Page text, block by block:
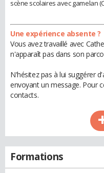
scène scolaires avec gamelan
Une expérience absente ?
Vous avez travaillé avec
n'apparaît pas dans son
N'hésitez pas à lui suggérer
envoyant un message. Pour
contacts.
Formations